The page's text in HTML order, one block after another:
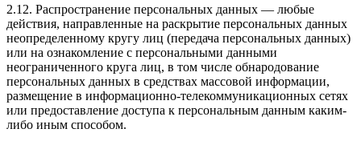
2.12. Распространение персональных данных — любые
действия, направленные на раскрытие персональных данных
неопределенному кругу лиц (передача персональных данных)
или на ознакомление с персональными данными
неограниченного круга лиц, в том числе обнародование
персональных данных в средствах массовой информации,
размещение в информационно-телекоммуникационных сетях
или предоставление доступа к персональным данным каким-
либо иным способом.